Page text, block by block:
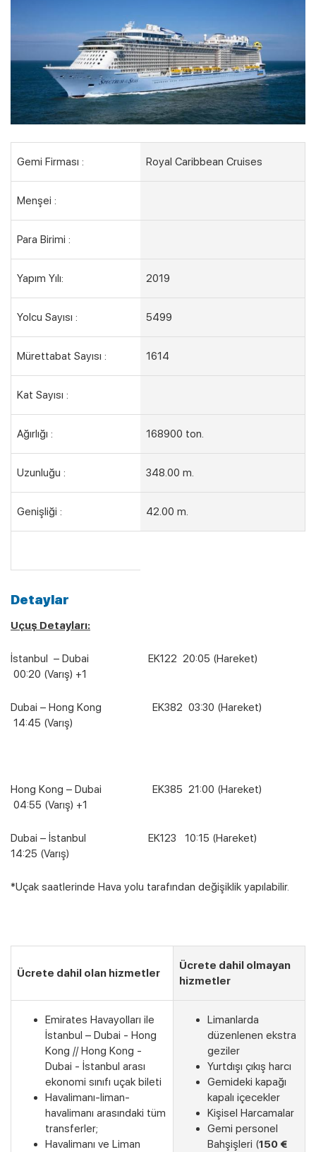
Kampanyalı Turlar
Gemi Firması : Royal Caribbean Cruises
Menşei :
Para Birimi :
Yapım Yılı: 2019
Yolcu Sayısı : 5499
Mürettabat Sayısı : 1614
Kat Sayısı :
Ağırlığı : 168900 ton.
Uzunluğu : 348.00 m.
Genişliği : 42.00 m.
Detaylar
Uçuş Detayları:
İstanbul – Dubai EK122 20:05 (Hareket)
00:20 (Varış) +1
Dubai – Hong Kong EK382 03:30 (Hareket)
14:45 (Varış)
Hong Kong – Dubai EK385 21:00 (Hareket)
04:55 (Varış) +1
Dubai – İstanbul EK123 10:15 (Hareket)
14:25 (Varış)
*Uçak saatlerinde Hava yolu tarafından değişiklik yapılabilir.
Ücrete dahil olan hizmetler
Ücrete dahil olmayan
hizmetler
Emirates Havayolları ile
İstanbul – Dubai - Hong
Kong // Hong Kong -
Dubai - İstanbul arası
ekonomi sınıfı uçak bileti
Havalimanı-liman-
havalimanı arasındaki tüm
transferler;
Havalimanı ve Liman
Limanlarda
düzenlenen ekstra
geziler
Yurtdışı çıkış harcı
Gemideki kapağı
kapalı içecekler
Kişisel Harcamalar
Gemi personel
Bahşişleri (150 €